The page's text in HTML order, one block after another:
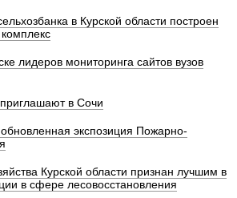
в Курской области построен
лидеров мониторинга сайтов вузов
в Сочи
экспозиция Пожарно-
Курской области признан лучшим в
в сфере лесовосстановления